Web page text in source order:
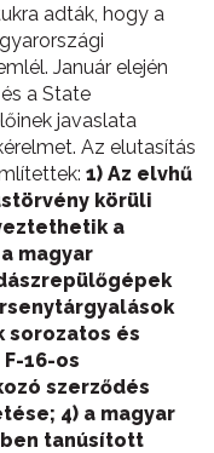
adták, hogy a
Január elején
a State
javaslata
Az elutasítás
1) Az elvhű
körüli
a
magyar
és
16-os
szerződés
4) a magyar
tanúsított